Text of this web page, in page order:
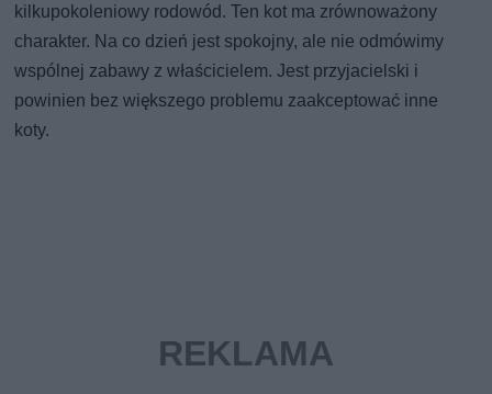
kilkupokoleniowy rodowód. Ten kot ma zrównoważony
charakter. Na co dzień jest spokojny, ale nie odmówimy
wspólnej zabawy z właścicielem. Jest przyjacielski i
powinien bez większego problemu zaakceptować inne
koty.